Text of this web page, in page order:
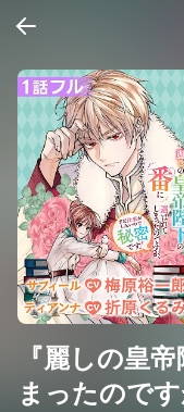
『麗しの皇
まったので